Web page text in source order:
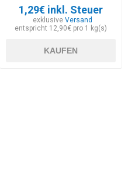
1,29€ inkl. Steuer
exklusive Versand
entspricht 12,90€ pro 1 kg(s)
KAUFEN